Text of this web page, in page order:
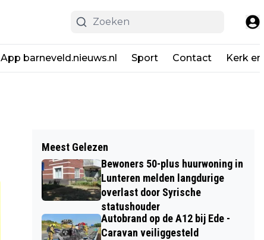
App barneveld.nieuws.nl Sport Contact Kerk
Meest Gelezen
Bewoners 50-plus huurwoning in
Lunteren melden langdurige
overlast door Syrische
statushouder
Autobrand op de A12 bij Ede -
Caravan veiliggesteld